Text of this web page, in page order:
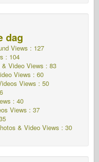
dag
Views : 127
: 104
Video Views : 83
Views : 60
Views : 50
: 40
Views : 37
& Video Views : 30